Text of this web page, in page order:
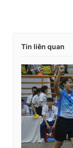
Tin liên quan